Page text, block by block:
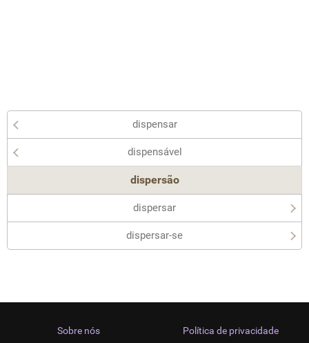
dispensar
dispensável
dispersão
dispersar
dispersar-se
Sobre nós Política de privacidade